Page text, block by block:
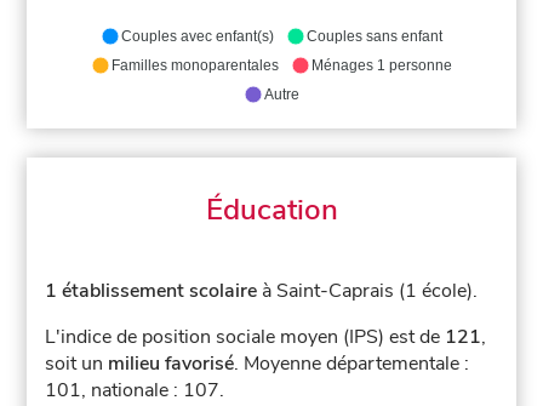
Couples avec enfant(s)
Couples sans enfant
Familles monoparentales
Ménages 1 personne
Autre
Éducation
1 établissement scolaire à Saint-Caprais (1 école).
L'indice de position sociale moyen (IPS) est de 121,
soit un milieu favorisé. Moyenne départementale :
101, nationale : 107.